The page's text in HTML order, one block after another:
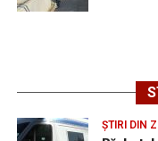
ȘTIRI DIN